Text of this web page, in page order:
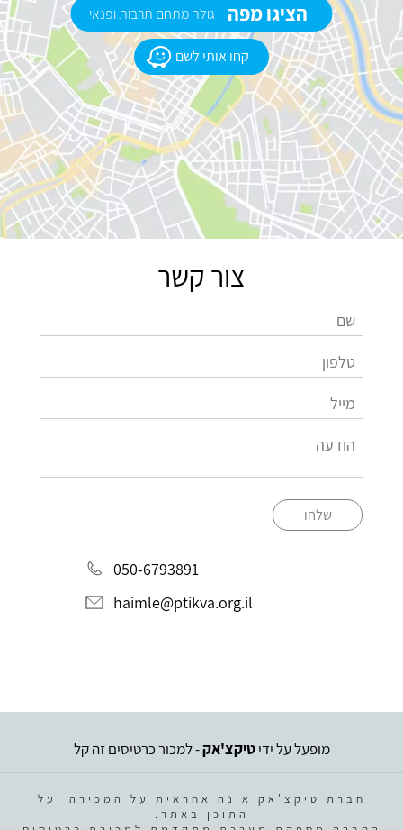
קחו אותי לשם
הציגו מפה גולה מתחם תרבות ופנאי
צור קשר
שלחו
050-6793891
haimle@ptikva.org.il
מופעל על ידיטיקצ'אק- למכור כרטיסים זה קל
חברת טיקצ'אק אינה אחראית על המכירה ועל
התוכן באתר.